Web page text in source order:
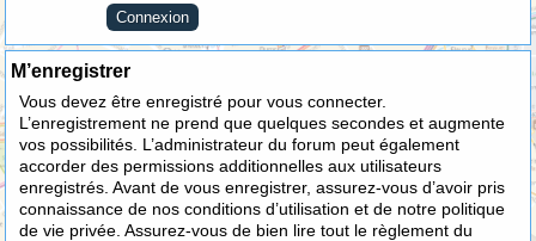
M’enregistrer
Vous devez être enregistré pour vous connecter.
L’enregistrement ne prend que quelques secondes et augmente
vos possibilités. L’administrateur du forum peut également
accorder des permissions additionnelles aux utilisateurs
enregistrés. Avant de vous enregistrer, assurez-vous d’avoir pris
connaissance de nos conditions d’utilisation et de notre politique
de vie privée. Assurez-vous de bien lire tout le règlement du